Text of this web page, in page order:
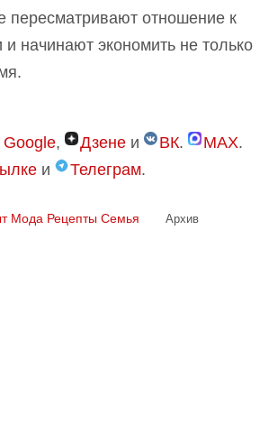
пересматривают отношение к
начинают экономить не только
Google, Дзене и ВК. MAX.
и Телеграм.
Мода Рецепты Семья Архив